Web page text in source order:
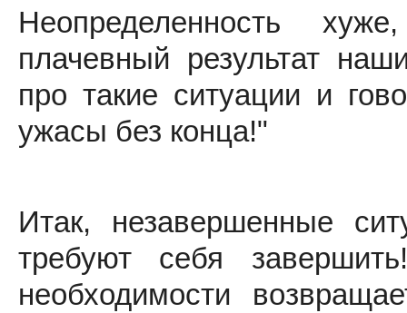
Неопределенность
плачевный результат
про такие ситуации и
ужасы без конца!"
Итак, незавершенные
требуют себя
необходимости